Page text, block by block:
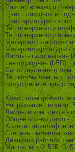
Размер врезного
Цвет плафонов и
Цвет арматуры - хром,
Тип поверхности
Тип поверхности
Материал плафонов и
Материал арматуры -
Лампы - галогеновая
светодиодная (LED),
Сопоставление с
Тип колбы лампы -
полусферическая с
,
Класс
Напряжение питания,
Лампы в комплекте -
Общее кол-во ламп -
Количество плафонов
Степень
Диапазон рабочих
Масса, кг - 0, 535, 0,